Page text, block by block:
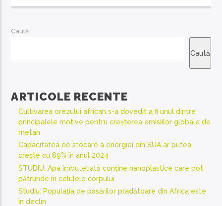
Caută
Caută
ARTICOLE RECENTE
Cultivarea orezului african s-a dovedit a fi unul dintre
principalele motive pentru creșterea emisiilor globale de
metan
Capacitatea de stocare a energiei din SUA ar putea
crește cu 89% în anul 2024
STUDIU: Apa îmbuteliată conține nanoplastice care pot
pătrunde în celulele corpului
Studiu: Populația de păsărilor pradătoare din Africa este
în declin